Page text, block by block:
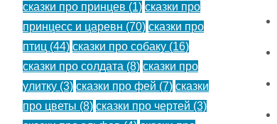
сказки про принцев (1) сказки про
принцесс и царевн (70) сказки про
птиц (44) сказки про собаку (16)
сказки про солдата (8) сказки про
улитку (3) сказки про фей (7) сказки
про цветы (8) сказки про чертей (3)